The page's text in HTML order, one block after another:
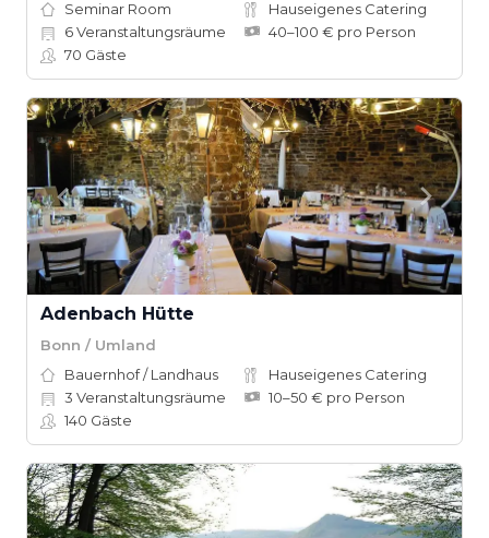
Seminar Room
Hauseigenes Catering
6Veranstaltungsräume
40–100 € pro Person
70 Gäste
Adenbach Hütte
Bonn / Umland
Bauernhof / Landhaus
Hauseigenes Catering
3 Veranstaltungsräume
10–50 € pro Person
140 Gäste